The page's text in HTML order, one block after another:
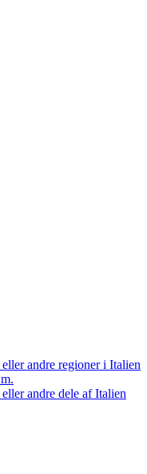
andre regioner i Italien
andre dele af Italien